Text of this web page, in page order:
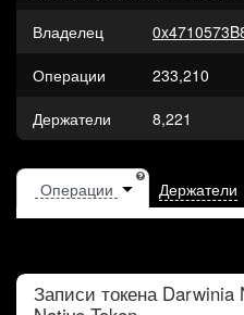
Владелец
Операции
233,210
Держатели
8,221
Держатели
Записи токена Darwinia